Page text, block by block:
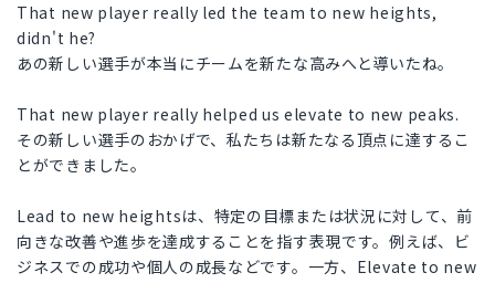
That new player really led the team to new heights,
didn't he?
あの新しい選手が本当にチームを新たな高みへと導いたね。
That new player really helped us elevate to new peaks.
その新しい選手のおかげで、私たちは新たなる頂点に達するこ
とができました。
Lead to new heightsは、特定の目標または状況に対して、前
向きな改善や進歩を達成することを指す表現です。例えば、ビ
ジネスでの成功や個人の成長などです。一方、Elevate to new